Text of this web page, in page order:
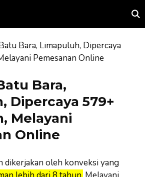
Bara, Limapuluh, Dipercaya
Pemesanan Online
Bara,
Dipercaya 579+
Melayani
Online
dikerjakan oleh konveksi yang